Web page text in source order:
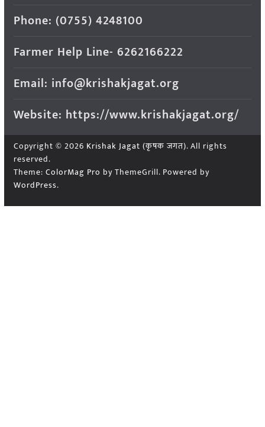
Phone: (0755) 4248100
Farmer Help Line- 6262166222
Email: info@krishakjagat.org
Website: https://www.krishakjagat.org/
Copyright © 2026 Krishak Jagat (कृषक जगत). All rights
reserved.
Theme: ColorMag Pro by ThemeGrill. Powered by
WordPress.